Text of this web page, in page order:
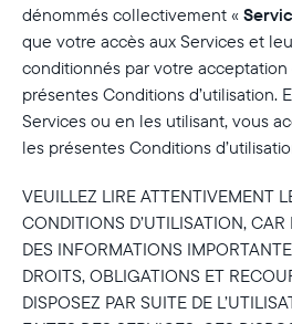
dénommés collectivement «
que votre accès aux Services et
conditionnés par votre
présentes Conditions d’utilisation.
Services ou en les utilisant, vous
les présentes Conditions
VEUILLEZ LIRE ATTENTIVEMENT
CONDITIONS D’UTILISATION,
DES INFORMATIONS
DROITS, OBLIGATIONS ET
DISPOSEZ PAR SUITE DE